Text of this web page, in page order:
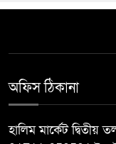
অফিস ঠিকানা
হালিম মার্কেট